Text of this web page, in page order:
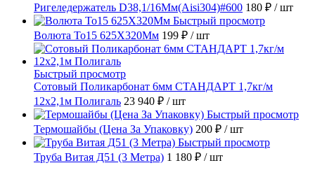
Ригеледержатель D38,1/16Мм(Aisi304)#600 180 ₽ / шт
Быстрый просмотр
Волюта То15 625X320Мм 199 ₽ / шт
Быстрый просмотр
Сотовый Поликарбонат 6мм СТАНДАРТ 1,7кг/м
12х2,1м Полигаль 23 940 ₽ / шт
Быстрый просмотр
Термошайбы (Цена За Упаковку) 200 ₽ / шт
Быстрый просмотр
Труба Витая Д51 (3 Метра) 1 180 ₽ / шт